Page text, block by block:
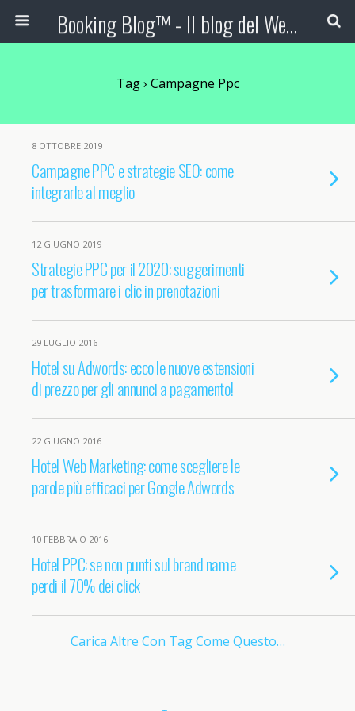
Booking Blog™ - Il blog del Web Marketing Turistico
Tag › Campagne Ppc
8 OTTOBRE 2019
Campagne PPC e strategie SEO: come
integrarle al meglio
12 GIUGNO 2019
Strategie PPC per il 2020: suggerimenti
per trasformare i clic in prenotazioni
29 LUGLIO 2016
Hotel su Adwords: ecco le nuove estensioni
di prezzo per gli annunci a pagamento!
22 GIUGNO 2016
Hotel Web Marketing: come scegliere le
parole più efficaci per Google Adwords
10 FEBBRAIO 2016
Hotel PPC: se non punti sul brand name
perdi il 70% dei click
Carica Altre Con Tag Come Questo…